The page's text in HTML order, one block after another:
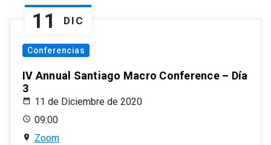
11 DIC
Conferencias
IV Annual Santiago Macro Conference – Día
3
11 de Diciembre de 2020
09:00
Zoom